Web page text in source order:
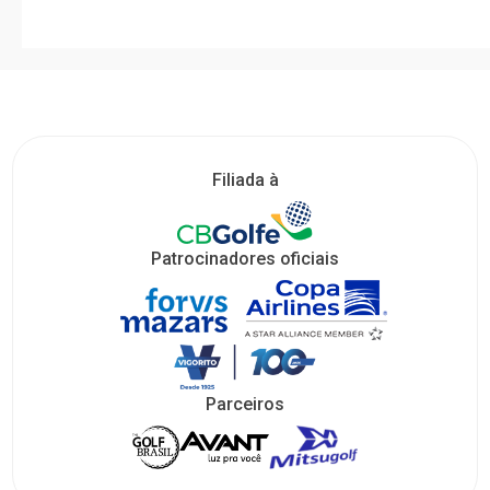
Filiada à
Patrocinadores oficiais
Parceiros